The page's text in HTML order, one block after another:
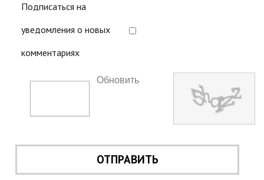
Подписаться на
уведомления о новых
комментариях
Обновить
ОТПРАВИТЬ